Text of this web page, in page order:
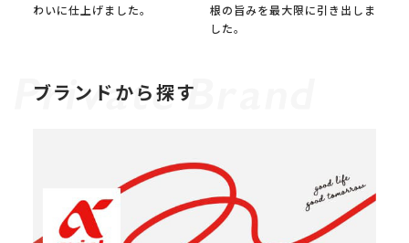
わいに仕上げました。
根の旨みを最大限に引き出しま
した。
ブランドから探す